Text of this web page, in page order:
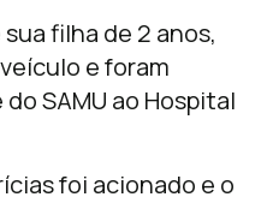
filha de 2 anos,
e foram
SAMU ao Hospital
foi acionado e o